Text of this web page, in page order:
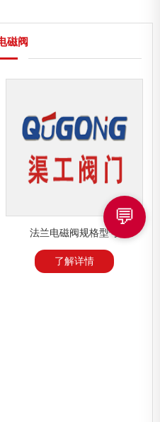
磁阀
法兰电磁阀规格型号
了解详情
💬